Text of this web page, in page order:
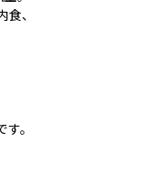
、
。